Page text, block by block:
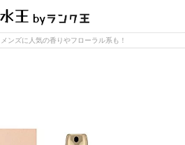
ンズに人気の香りやフローラル系も！